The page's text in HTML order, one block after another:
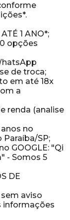
1 ANO*;
opções
de troca;
em até 18x
a
renda (analise
no
Paraíba/SP;
GOOGLE: "Qi
- Somos 5
DE
aviso
informações